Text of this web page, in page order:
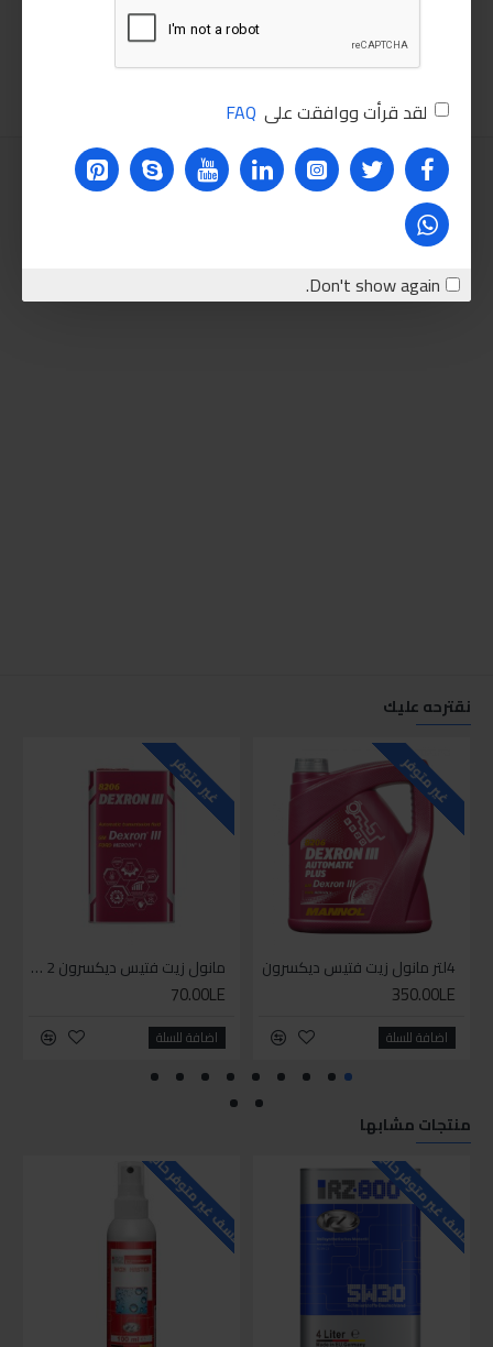
لقد قرأت ووافقت على FAQ
Don't show again.
اضافة للسلة
480.00LE
نقترحه عليك
غير متوفر
4لتر مانول زيت فتيس ديكسرون
350.00LE
اضافة للسلة
غير متوفر
مانول زيت فتيس ديكسرون 2 لتر واحد
70.00LE
اضافة للسلة
منتجات مشابها
للاسف غير متوفر حاليا للاسف غير متوفر حاليا